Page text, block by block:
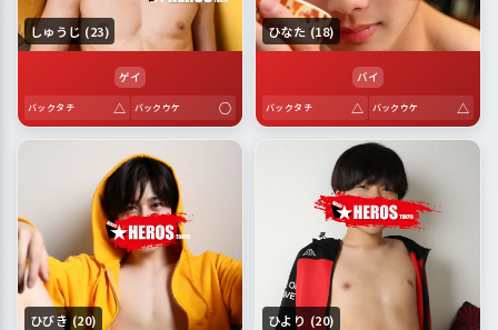
しゅうじ (23)
ゲイ
バックタチ △ バックウケ ○
ひなた (18)
バイ
バックタチ △ バックウケ △
ひびき (20) ひより (20)